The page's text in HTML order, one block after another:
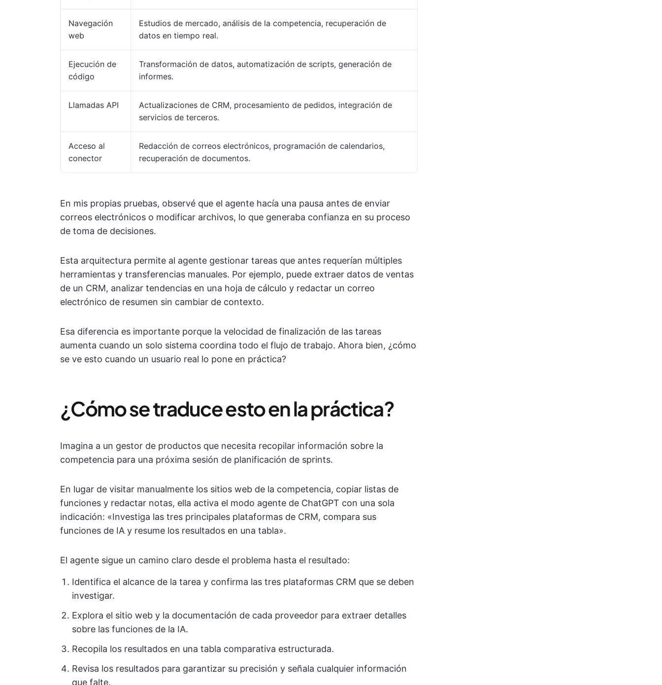
Navegación
web
Estudios de mercado, análisis de la competencia, recuperación de
datos en tiempo real.
Ejecución de
código
Transformación de datos, automatización de scripts, generación de
informes.
Llamadas API
Actualizaciones de CRM, procesamiento de pedidos, integración de
servicios de terceros.
Acceso al
conector
Redacción de correos electrónicos, programación de calendarios,
recuperación de documentos.
En mis propias pruebas, observé que el agente hacía una pausa antes de enviar
correos electrónicos o modificar archivos, lo que generaba confianza en su proceso
de toma de decisiones.
Esta arquitectura permite al agente gestionar tareas que antes requerían múltiples
herramientas y transferencias manuales. Por ejemplo, puede extraer datos de ventas
de un CRM, analizar tendencias en una hoja de cálculo y redactar un correo
electrónico de resumen sin cambiar de contexto.
Esa diferencia es importante porque la velocidad de finalización de las tareas
aumenta cuando un solo sistema coordina todo el flujo de trabajo. Ahora bien, ¿cómo
se ve esto cuando un usuario real lo pone en práctica?
¿Cómo se traduce esto en la práctica?
Imagina a un gestor de productos que necesita recopilar información sobre la
competencia para una próxima sesión de planificación de sprints.
En lugar de visitar manualmente los sitios web de la competencia, copiar listas de
funciones y redactar notas, ella activa el modo agente de ChatGPT con una sola
indicación: «Investiga las tres principales plataformas de CRM, compara sus
funciones de IA y resume los resultados en una tabla».
El agente sigue un camino claro desde el problema hasta el resultado:
Identifica el alcance de la tarea y confirma las tres plataformas CRM que se deben
investigar.
Explora el sitio web y la documentación de cada proveedor para extraer detalles
sobre las funciones de la IA.
Recopila los resultados en una tabla comparativa estructurada.
Revisa los resultados para garantizar su precisión y señala cualquier información
que falte.